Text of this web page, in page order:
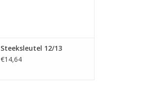
Steeksleutel 12/13
€14,64